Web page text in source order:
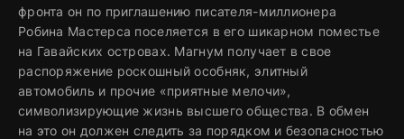
фронта он по приглашению писателя-миллионера
Робина Мастерса поселяется в его шикарном поместье
на Гавайских островах. Магнум получает в свое
распоряжение роскошный особняк, элитный
автомобиль и прочие «приятные мелочи»,
символизирующие жизнь высшего общества. В обмен
на это он должен следить за порядком и безопасностью